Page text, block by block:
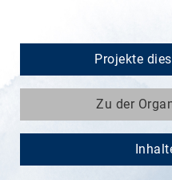
Projekte
Zu der